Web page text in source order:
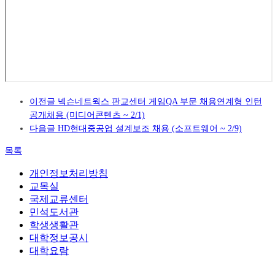
이전글 넥슨네트웍스 판교센터 게임QA 부문 채용연계형 인턴
공개채용 (미디어콘텐츠 ~ 2/1)
다음글 HD현대중공업 설계보조 채용 (소프트웨어 ~ 2/9)
목록
개인정보처리방침
교목실
국제교류센터
민석도서관
학생생활관
대학정보공시
대학요람